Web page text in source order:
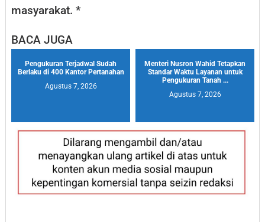
masyarakat. *
BACA JUGA
Pengukuran Terjadwal Sudah
Berlaku di 400 Kantor Pertanahan
Agustus 7, 2026
Menteri Nusron Wahid Tetapkan
Standar Waktu Layanan untuk
Pengukuran Tanah ...
Agustus 7, 2026